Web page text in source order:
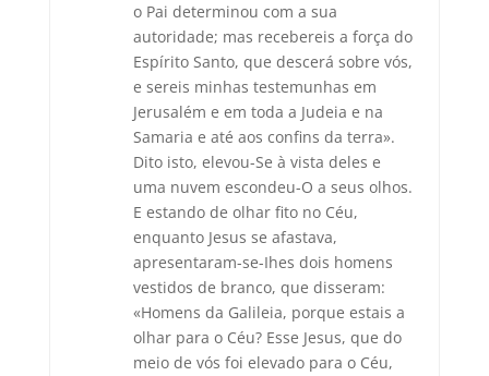
o Pai determinou com a sua
autoridade; mas recebereis a força do
Espírito Santo, que descerá sobre vós,
e sereis minhas testemunhas em
Jerusalém e em toda a Judeia e na
Samaria e até aos confins da terra».
Dito isto, elevou-Se à vista deles e
uma nuvem escondeu-O a seus olhos.
E estando de olhar fito no Céu,
enquanto Jesus se afastava,
apresentaram-se-Ihes dois homens
vestidos de branco, que disseram:
«Homens da Galileia, porque estais a
olhar para o Céu? Esse Jesus, que do
meio de vós foi elevado para o Céu,